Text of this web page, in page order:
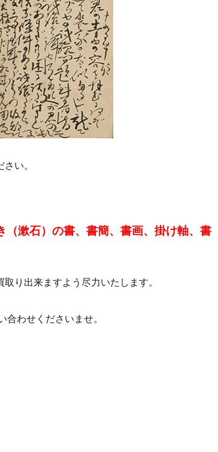
い。
漱石）の書、書簡、書画、掛け軸、書
り出来ますよう尽力いたします。
合わせくださいませ。